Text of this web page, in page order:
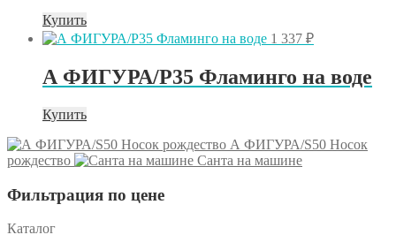
Купить
1 337 ₽
А ФИГУРА/P35 Фламинго на воде
Купить
А ФИГУРА/S50 Носок
рождество
Санта на машине
Фильтрация по цене
Каталог